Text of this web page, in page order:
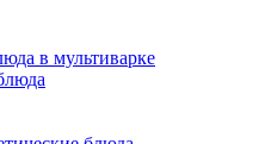
в мультиварке